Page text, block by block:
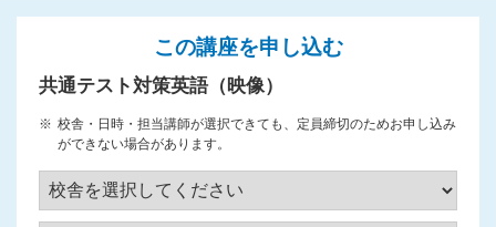
この講座を申し込む
共通テスト対策英語（映像）
校舎・日時・担当講師が選択できても、定員締切のためお申し込み
ができない場合があります。